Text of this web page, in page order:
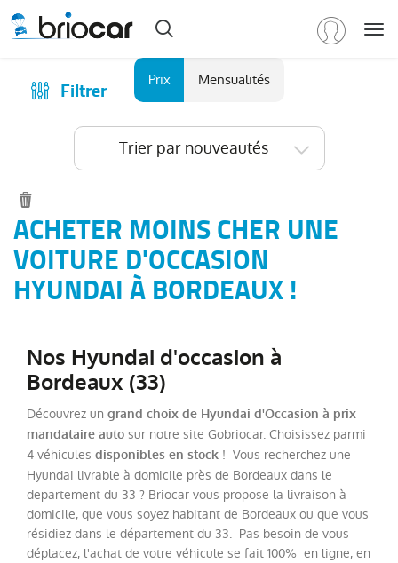
Reprise
Catalogue des marques
Les agences Briocar
Avis client
Revue de presse
Contactez-nous
VOLKSWAGEN
DACIA (77)
CITROEN
NISSAN
plus
de
marques
Catégorie
Année
Kilométrage
Filtrer Prix Mensualités
Trier par nouveautés
ACHETER MOINS CHER UNE
VOITURE D'OCCASION
HYUNDAI À BORDEAUX !
Nos Hyundai d'occasion à
Bordeaux (33)
Découvrez un grand choix de Hyundai d'Occasion à prix
mandataire auto sur notre site Gobriocar. Choisissez parmi
4 véhicules disponibles en stock ! Vous recherchez une
Hyundai livrable à domicile près de Bordeaux dans le
departement du 33 ? Briocar vous propose la livraison à
domicile, que vous soyez habitant de Bordeaux ou que vous
résidiez dans le département du 33. Pas besoin de vous
déplacez, l'achat de votre véhicule se fait 100% en ligne, en